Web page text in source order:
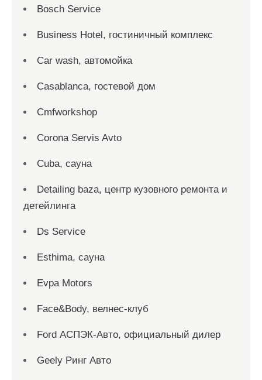
Bosch Service
Business Hotel, гостиничный комплекс
Car wash, автомойка
Casablanca, гостевой дом
Cmfworkshop
Corona Servis Avto
Cuba, сауна
Detailing baza, центр кузовного ремонта и
детейлинга
Ds Service
Esthima, сауна
Evpa Motors
Face&Body, велнес-клуб
Ford АСПЭК-Авто, официальный дилер
Geely Ринг Авто